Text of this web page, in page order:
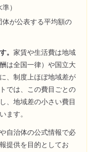
）
が公表する平均額の
。 家賃や生活費は地域
は全国一律）や国立大
、制度上ほぼ地域差が
では、この費目ごとの
、地域差の小さい費目
ます。
自治体の公式情報で必
提供を目的としてお